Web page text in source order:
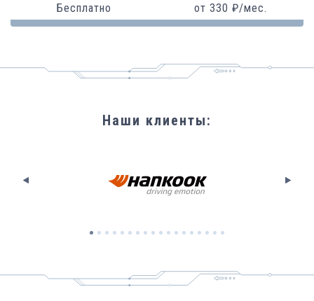
Бесплатно
от 330 ₽/мес.
Наши клиенты: